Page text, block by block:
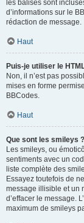
les balises sont
d’informations sur le
rédaction de message.
Haut
Puis-je utiliser le
Non, il n’est pas
mises en forme
BBCodes.
Haut
Que sont les smileys ?
Les smileys, ou
sentiments avec un
liste complète des
Essayez toutefois de
message illisible et un
d’effacer le message.
maximum de smileys